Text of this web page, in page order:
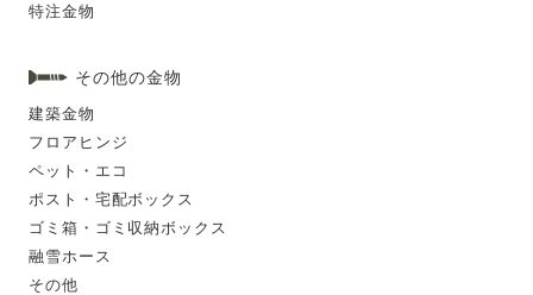
特注金物
その他の金物
建築金物
フロアヒンジ
ペット・エコ
ポスト・宅配ボックス
ゴミ箱・ゴミ収納ボックス
融雪ホース
その他